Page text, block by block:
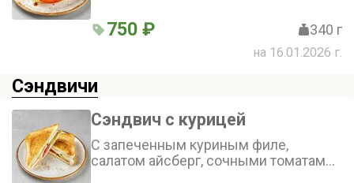
айсберг с соусом blue cheese.
750 ₽ 340 г
на 16.01.2026 г.
Сэндвичи
Сэндвич с курицей
С запеченным куриным филе,
салатом айсберг, сочными томатами,